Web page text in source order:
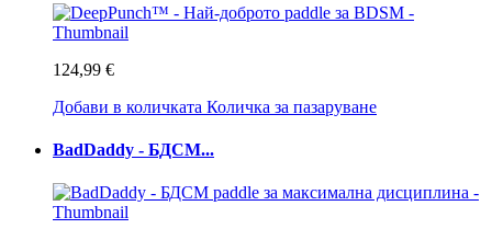
124,99 €
Добави в количката Количка за пазаруване
BadDaddy - БДСМ...